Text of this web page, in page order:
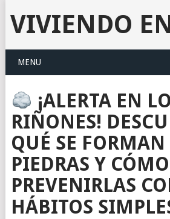
VIVIENDO
MENU
¡ALERTA EN
RIÑONES!
QUÉ SE FORMAN
PIEDRAS Y CÓMO
PREVENIRLAS
HÁBITOS